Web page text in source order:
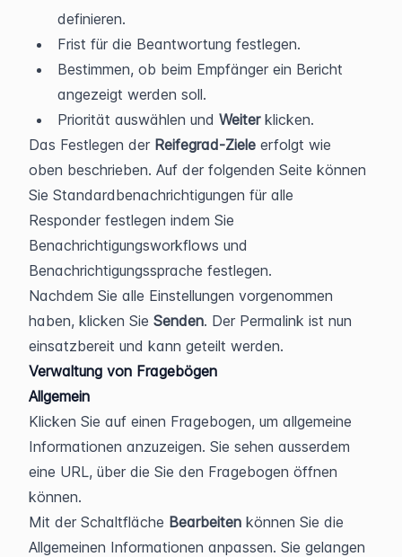
definieren.
Frist für die Beantwortung festlegen.
Bestimmen, ob beim Empfänger ein Bericht
angezeigt werden soll.
Priorität auswählen und Weiter klicken.
Das Festlegen der Reifegrad-Ziele erfolgt wie
oben beschrieben. Auf der folgenden Seite können
Sie Standardbenachrichtigungen für alle
Responder festlegen indem Sie
Benachrichtigungsworkflows und
Benachrichtigungssprache festlegen.
Nachdem Sie alle Einstellungen vorgenommen
haben, klicken Sie Senden. Der Permalink ist nun
einsatzbereit und kann geteilt werden.
Verwaltung von Fragebögen
Allgemein
Klicken Sie auf einen Fragebogen, um allgemeine
Informationen anzuzeigen. Sie sehen ausserdem
eine URL, über die Sie den Fragebogen öffnen
können.
Mit der Schaltfläche Bearbeiten können Sie die
Allgemeinen Informationen anpassen. Sie gelangen